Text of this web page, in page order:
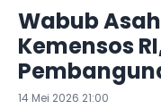
Wabub
Kemensos
14 Mei 2026 21:00